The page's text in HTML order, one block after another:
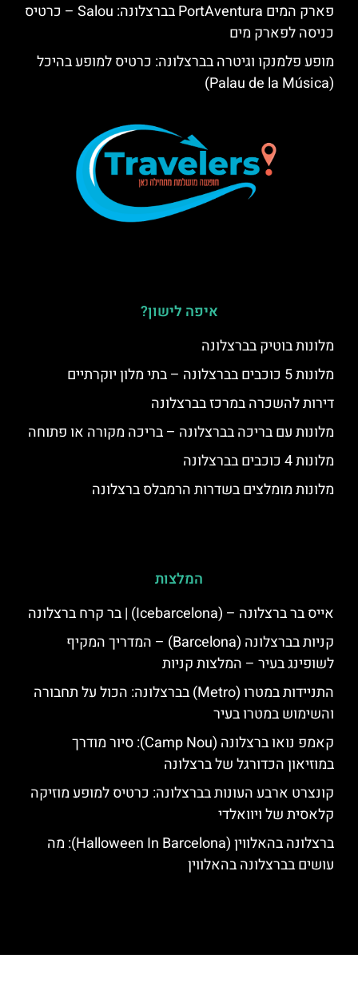
פארק המים PortAventura בברצלונה: Salou – כרטיס
כניסה לפארק מים
מופע פלמנקו וגיטרה בברצלונה: כרטיס למופע בהיכל
(Palau de la Música)
איפה לישון?
מלונות בוטיק בברצלונה
מלונות 5 כוכבים בברצלונה – בתי מלון יוקרתיים
דירות להשכרה במרכז בברצלונה
מלונות עם בריכה בברצלונה – בריכה מקורה או פתוחה
מלונות 4 כוכבים בברצלונה
מלונות מומלצים בשדרות הרמבלס ברצלונה
המלצות
אייס בר ברצלונה – (‪Icebarcelona‬) | בר קרח ברצלונה
קניות בברצלונה (Barcelona) – המדריך המקיף
לשופינג בעיר – המלצות קניות
התניידות במטרו (Metro) בברצלונה: הכול על תחבורה
והשימוש במטרו בעיר
קאמפ נואו ברצלונה (Camp Nou): סיור מודרך
במוזיאון הכדורגל של ברצלונה
קונצרט ארבע העונות בברצלונה: כרטיס למופע מוזיקה
קלאסית של ויוואלדי
ברצלונה בהאלווין (Halloween In Barcelona): מה
עושים בברצלונה בהאלווין